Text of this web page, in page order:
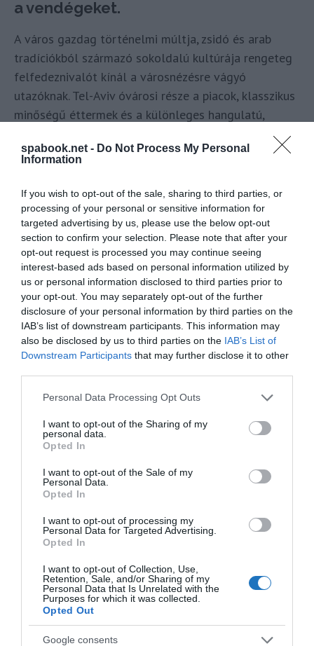
spabook.net - Do Not Process My Personal
Information
If you wish to opt-out of the sale, sharing to third parties, or
processing of your personal or sensitive information for
targeted advertising by us, please use the below opt-out
section to confirm your selection. Please note that after your
opt-out request is processed you may continue seeing
interest-based ads based on personal information utilized by
us or personal information disclosed to third parties prior to
your opt-out. You may separately opt-out of the further
disclosure of your personal information by third parties on the
IAB’s list of downstream participants. This information may
also be disclosed by us to third parties on the IAB’s List of
Downstream Participants that may further disclose it to other
Please note that this website/app uses one or more Google
not limited to your visit or usage behaviour. You may click to
grant or deny consent to Google and its third-party tags to
use your data for below specified purposes in below Google
consent section.
Personal Data Processing Opt Outs
I want to opt-out of the Sharing of my
personal data.
Opted In
I want to opt-out of the Sale of my
Personal Data.
Opted In
I want to opt-out of processing my
Personal Data for Targeted Advertising.
Opted In
I want to opt-out of Collection, Use,
Retention, Sale, and/or Sharing of my
Personal Data that Is Unrelated with the
Purposes for which it was collected.
Opted Out
Google consents
a vendégeket.
A város gazdag történelmi múltja, zsidó és arab
tradíciókból származó sokoldalú kultúrája rengeteg
felfedeznivalót kínál a városnézésre vágyó
utazóknak. Tel-Aviv óvárosi része a piacok, klasszikus
minőségű éttermek és a különleges hangulatú,
kihagyhatatlan; míg a pihenésre vágyók a festői
Útvonal Járatsűrűség
Indulás
dátuma
Budapest – Tel-
Aviv
minden nap
2022.
október 13.
AWizz Airjelenleg 170 db Airbus A320ceo, A321ceo,
A320neo és A321neo típusú repülőgépből álló
flottát üzemeltet, amelynek átlagéletkora kevesebb
mint 5 év. A légitársaság repülőgépeinek a száma
2030-ra várhatóan el fogja érni az 500 darabot.
Kérem nap végén az aznapi friss cikkeket!
HÍREK IZRAEL